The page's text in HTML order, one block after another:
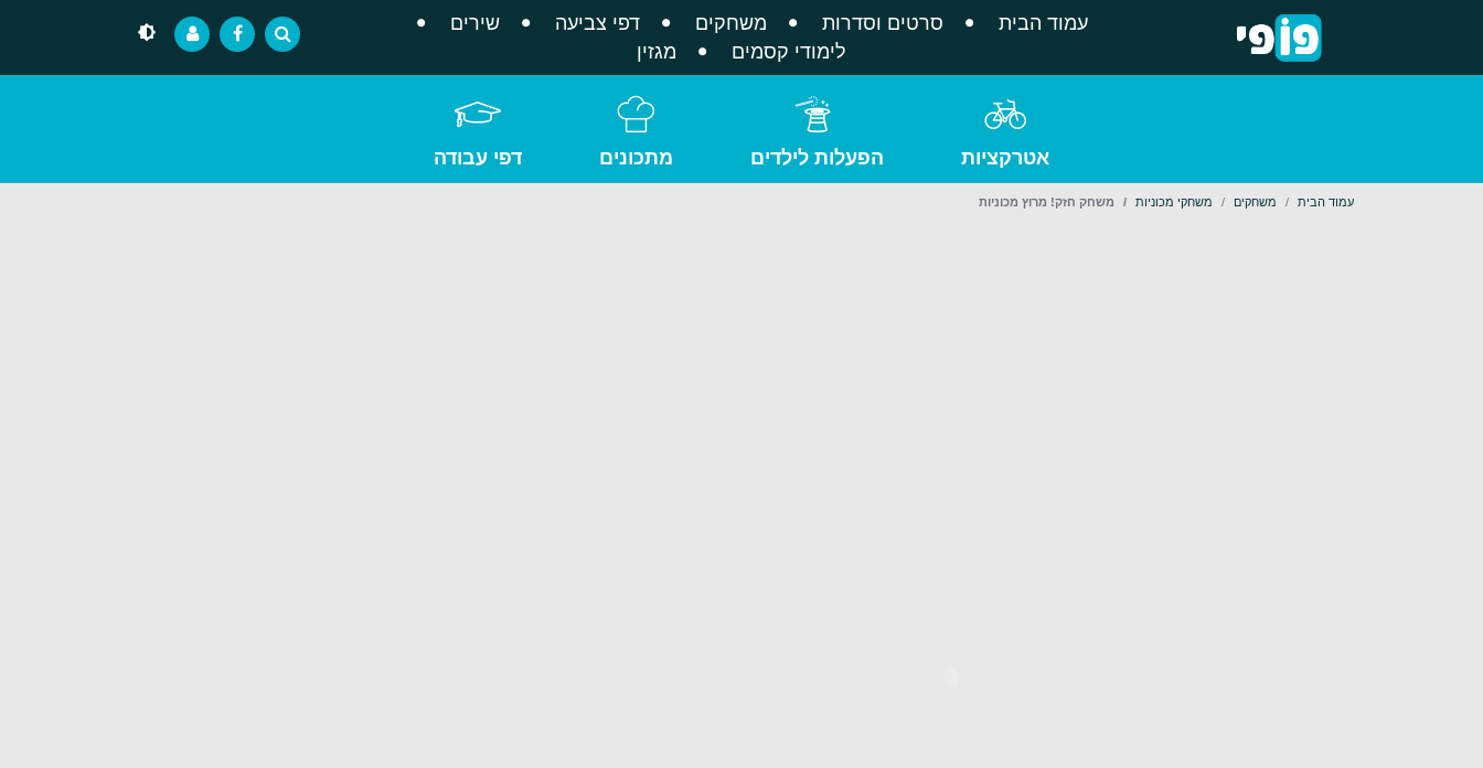
עמוד הבית סרטים וסדרות משחקים דפי צביעה
שירים
לימודי קסמים
מגזין
אטרקציות הפעלות לילדים מתכונים דפי עבודה
עמוד הבית משחקים משחקי מכוניות משחק חזק! מרוץ מכוניות